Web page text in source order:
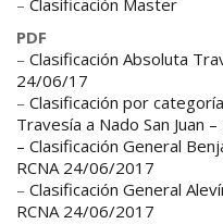
– Clasificación Master
PDF
– Clasificación Absoluta
24/06/17
– Clasificación por
Travesía a Nado San Juan
– Clasificación General
RCNA 24/06/2017
– Clasificación General
RCNA 24/06/2017